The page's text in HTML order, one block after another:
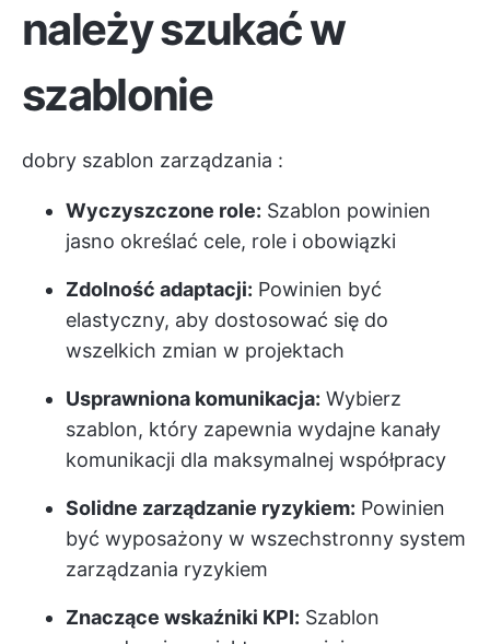
należy szukać w
szablonie
dobry szablon zarządzania :
Wyczyszczone role: Szablon powinien
jasno określać cele, role i obowiązki
Zdolność adaptacji: Powinien być
elastyczny, aby dostosować się do
wszelkich zmian w projektach
Usprawniona komunikacja: Wybierz
szablon, który zapewnia wydajne kanały
komunikacji dla maksymalnej współpracy
Solidne zarządzanie ryzykiem: Powinien
być wyposażony w wszechstronny system
zarządzania ryzykiem
Znaczące wskaźniki KPI: Szablon